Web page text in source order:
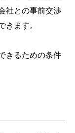
社との事前交渉
きます。
きるための条件